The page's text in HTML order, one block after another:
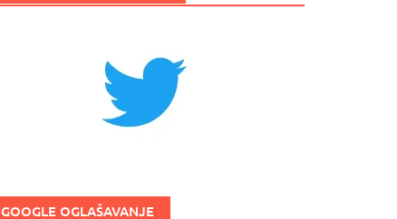
GOOGLE OGLAŠAVANJE